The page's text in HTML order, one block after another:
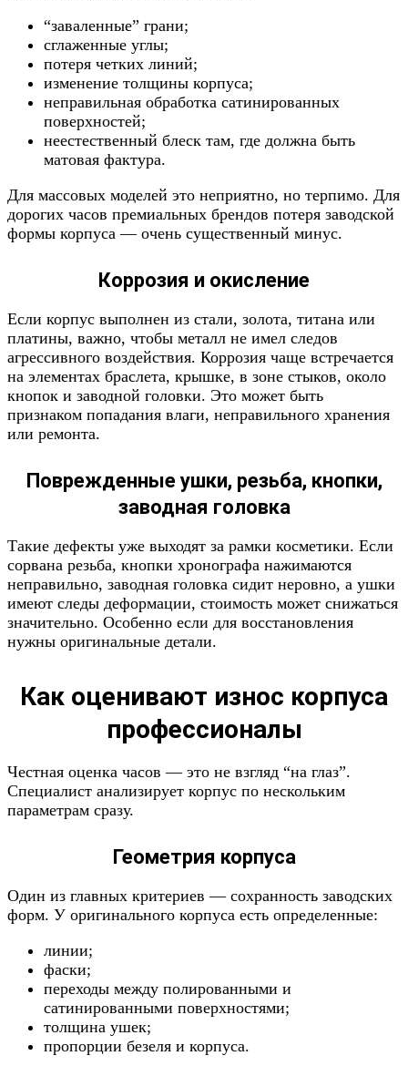
“заваленные” грани;
сглаженные углы;
потеря четких линий;
изменение толщины корпуса;
неправильная обработка сатинированных
поверхностей;
неестественный блеск там, где должна быть
матовая фактура.
Для массовых моделей это неприятно, но терпимо. Для
дорогих часов премиальных брендов потеря заводской
формы корпуса — очень существенный минус.
Коррозия и окисление
Если корпус выполнен из стали, золота, титана или
платины, важно, чтобы металл не имел следов
агрессивного воздействия. Коррозия чаще встречается
на элементах браслета, крышке, в зоне стыков, около
кнопок и заводной головки. Это может быть
признаком попадания влаги, неправильного хранения
или ремонта.
Поврежденные ушки, резьба, кнопки,
заводная головка
Такие дефекты уже выходят за рамки косметики. Если
сорвана резьба, кнопки хронографа нажимаются
неправильно, заводная головка сидит неровно, а ушки
имеют следы деформации, стоимость может снижаться
значительно. Особенно если для восстановления
нужны оригинальные детали.
Как оценивают износ корпуса
профессионалы
Честная оценка часов — это не взгляд “на глаз”.
Специалист анализирует корпус по нескольким
параметрам сразу.
Геометрия корпуса
Один из главных критериев — сохранность заводских
форм. У оригинального корпуса есть определенные:
линии;
фаски;
переходы между полированными и
сатинированными поверхностями;
толщина ушек;
пропорции безеля и корпуса.